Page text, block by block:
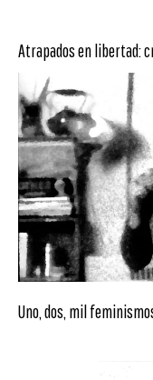
Atrapados en libertad:
Uno, dos, mil